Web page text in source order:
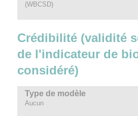
(WBCSD)
Crédibilité (validité
de l'indicateur de
considéré)
Type de modèle
Aucun